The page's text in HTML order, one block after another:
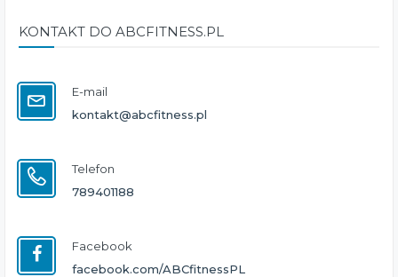
KONTAKT DO ABCFITNESS.PL
E-mail
kontakt@abcfitness.pl
Telefon
789401188
Facebook
facebook.com/ABCfitnessPL